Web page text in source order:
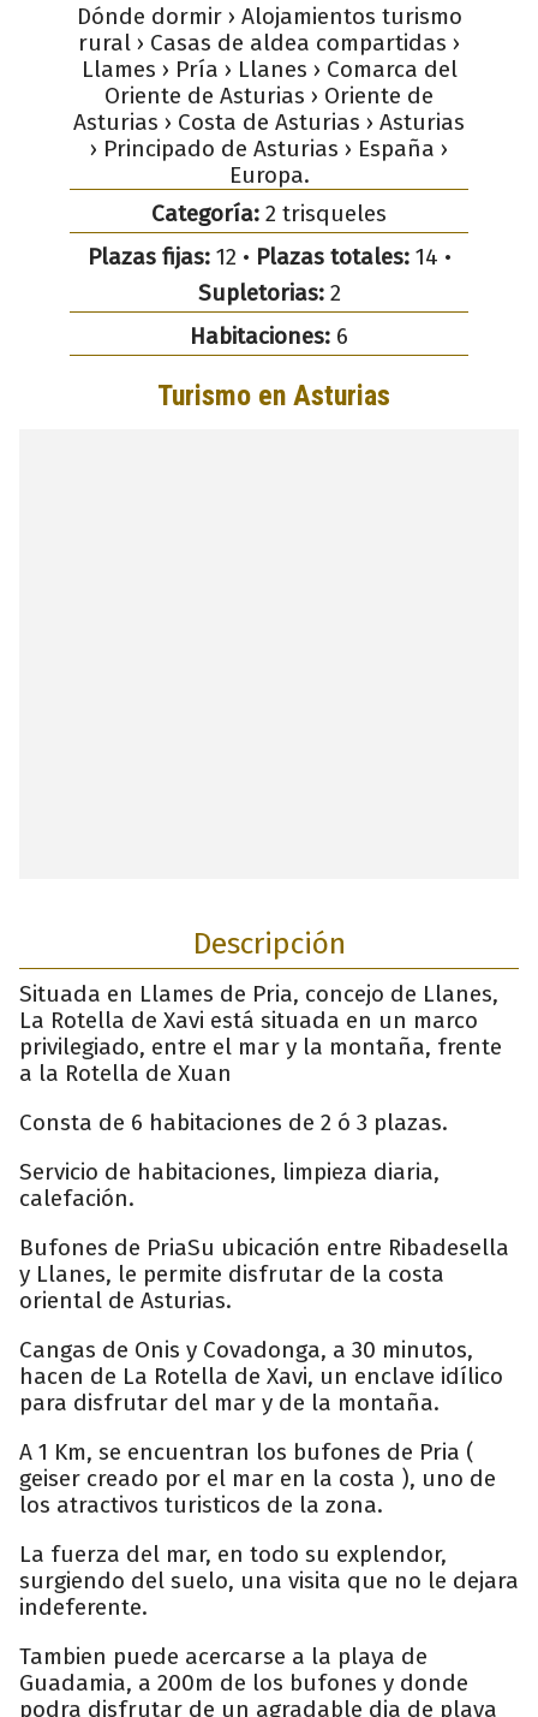
Dónde dormir › Alojamientos turismo
rural › Casas de aldea compartidas ›
Llames › Pría › Llanes › Comarca del
Oriente de Asturias › Oriente de
Asturias › Costa de Asturias › Asturias
› Principado de Asturias › España ›
Europa.
Categoría: 2 trisqueles
Plazas fijas:12 • Plazas totales:14 •
Supletorias:2
Habitaciones: 6
Descripción
Situada en Llames de Pria, concejo de Llanes,
La Rotella de Xavi está situada en un marco
privilegiado, entre el mar y la montaña, frente
a la Rotella de Xuan
Consta de 6 habitaciones de 2 ó 3 plazas.
Servicio de habitaciones, limpieza diaria,
calefación.
Bufones de PriaSu ubicación entre Ribadesella
y Llanes, le permite disfrutar de la costa
oriental de Asturias.
Cangas de Onis y Covadonga, a 30 minutos,
hacen de La Rotella de Xavi, un enclave idílico
para disfrutar del mar y de la montaña.
A 1 Km, se encuentran los bufones de Pria (
geiser creado por el mar en la costa ), uno de
los atractivos turisticos de la zona.
La fuerza del mar, en todo su explendor,
surgiendo del suelo, una visita que no le dejara
indeferente.
Tambien puede acercarse a la playa de
Guadamia, a 200m de los bufones y donde
podra disfrutar de un agradable dia de playa